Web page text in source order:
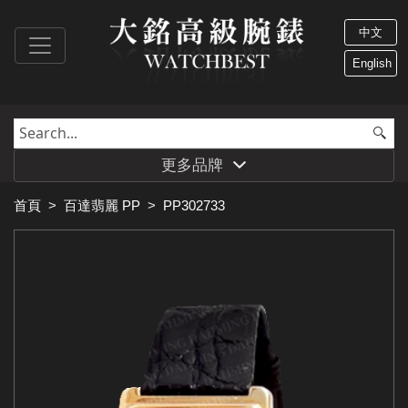
中文
English
更多品牌
首頁 > 百達翡麗 PP > PP302733